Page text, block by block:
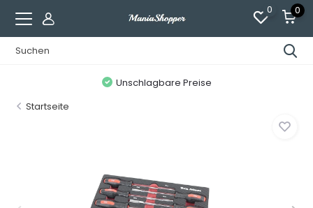
0 0
Unschlagbare Preise
Startseite